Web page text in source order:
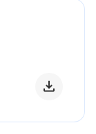
Télécharger